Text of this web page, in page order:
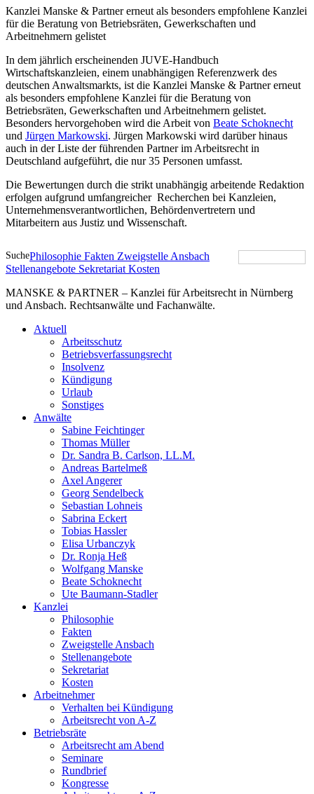
Kanzlei Manske & Partner erneut als besonders empfohlene Kanzlei
für die Beratung von Betriebsräten, Gewerkschaften und
Arbeitnehmern gelistet
In dem jährlich erscheinenden JUVE-Handbuch
Wirtschaftskanzleien, einem unabhängigen Referenzwerk des
deutschen Anwaltsmarkts, ist die Kanzlei Manske & Partner erneut
als besonders empfohlene Kanzlei für die Beratung von
Betriebsräten, Gewerkschaften und Arbeitnehmern gelistet.
Besonders hervorgehoben wird die Arbeit von Beate Schoknecht
und Jürgen Markowski. Jürgen Markowski wird darüber hinaus
auch in der Liste der führenden Partner im Arbeitsrecht in
Deutschland aufgeführt, die nur 35 Personen umfasst.
Die Bewertungen durch die strikt unabhängig arbeitende Redaktion
erfolgen aufgrund umfangreicher Recherchen bei Kanzleien,
Unternehmensverantwortlichen, Behördenvertretern und
Mitarbeitern aus Justiz und Wissenschaft.
SuchePhilosophie Fakten Zweigstelle Ansbach
Stellenangebote Sekretariat Kosten
MANSKE & PARTNER – Kanzlei für Arbeitsrecht in Nürnberg
und Ansbach. Rechtsanwälte und Fachanwälte.
Aktuell
Arbeitsschutz
Betriebsverfassungsrecht
Insolvenz
Kündigung
Urlaub
Sonstiges
Anwälte
Sabine Feichtinger
Thomas Müller
Dr. Sandra B. Carlson, LL.M.
Andreas Bartelmeß
Axel Angerer
Georg Sendelbeck
Sebastian Lohneis
Sabrina Eckert
Tobias Hassler
Elisa Urbanczyk
Dr. Ronja Heß
Wolfgang Manske
Beate Schoknecht
Ute Baumann-Stadler
Kanzlei
Philosophie
Fakten
Zweigstelle Ansbach
Stellenangebote
Sekretariat
Kosten
Arbeitnehmer
Verhalten bei Kündigung
Arbeitsrecht von A-Z
Betriebsräte
Arbeitsrecht am Abend
Seminare
Rundbrief
Kongresse